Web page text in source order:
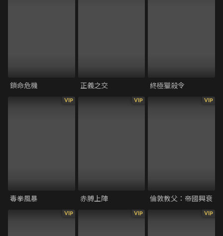
鎖命危機 正義之交 終極獵殺令
VIP
毒拳風暴
VIP
赤膊上陣
VIP
倫敦教父：帝國興衰
VIP VIP VIP